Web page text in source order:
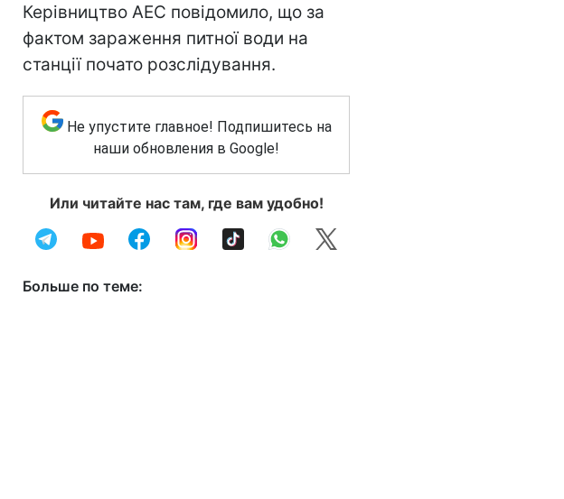
Керівництво АЕС повідомило, що за
фактом зараження питної води на
станції почато розслідування.
Не упустите главное! Подпишитесь на
наши обновления в Google!
Или читайте нас там, где вам удобно!
Больше по теме: